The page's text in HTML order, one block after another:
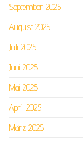
September 2025
August 2025
Juli 2025
Juni 2025
Mai 2025
April 2025
März 2025